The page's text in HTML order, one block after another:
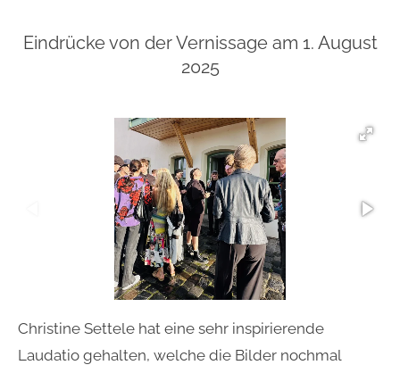
Eindrücke von der Vernissage am 1. August
2025
Christine Settele hat eine sehr inspirierende
Laudatio gehalten, welche die Bilder nochmal